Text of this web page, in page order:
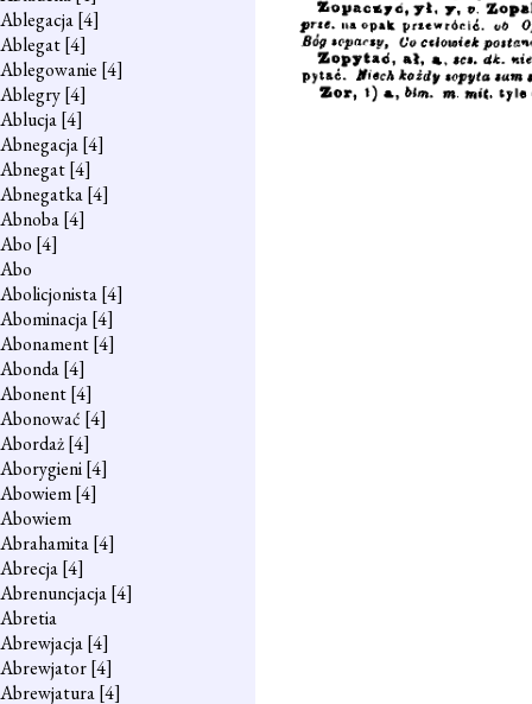
Ablegacja[4]
Ablegat[4]
Ablegowanie [4]
Ablegry[4]
Ablucja[4]
Abnegacja[4]
Abnegat[4]
Abnegatka[4]
Abnoba[4]
Abo [4]
Abo
Abolicjonista[4]
Abominacja[4]
Abonament[4]
Abonda[4]
Abonent[4]
Abonować [4]
Abordaż[4]
Aborygieni[4]
Abowiem[4]
Abowiem
Abrahamita[4]
Abrecja[4]
Abrenuncjacja[4]
Abretia
Abrewjacja[4]
Abrewjator[4]
Abrewjatura[4]